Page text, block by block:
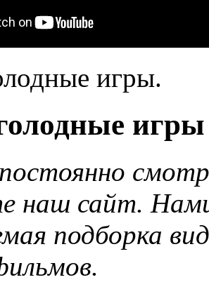
игры.
наш сайт.
подборка